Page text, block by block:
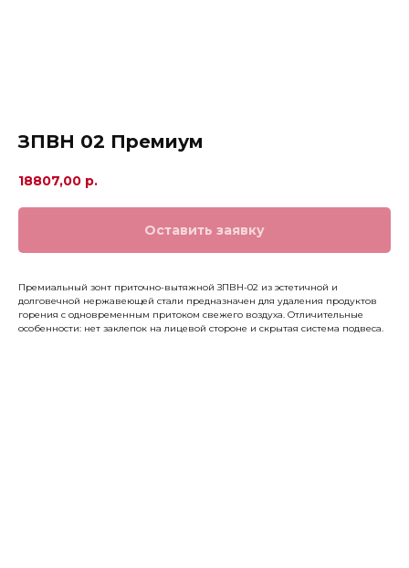
ЗПВН 02 Премиум
18807,00 р.
Оставить заявку
Премиальный зонт приточно-вытяжной ЗПВН-02 из эстетичной и
долговечной нержавеющей стали предназначен для удаления продуктов
горения с одновременным притоком свежего воздуха. Отличительные
особенности: нет заклепок на лицевой стороне и скрытая система подвеса.